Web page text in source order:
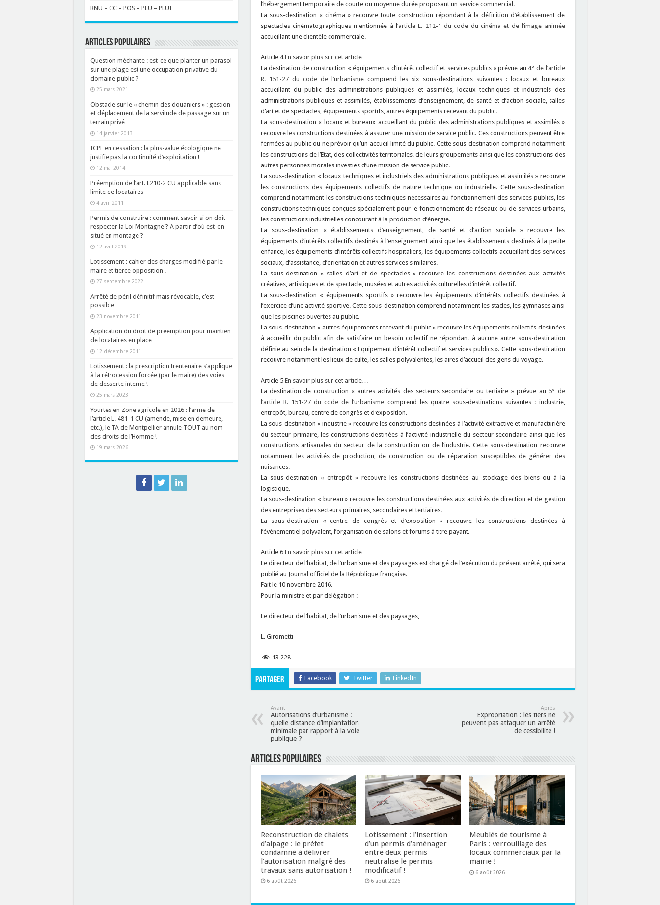
l’hébergement temporaire de courte ou moyenne durée proposant un service commercial.
La sous-destination « cinéma » recouvre toute construction répondant à la définition d’établissement de
spectacles cinématographiques mentionnée à l’article L. 212-1 du code du cinéma et de l’image animée
accueillant une clientèle commerciale.
Article 4En savoir plus sur cet article…
La destination de construction « équipements d’intérêt collectif et services publics » prévue au 4° de l’article
R. 151-27 du code de l’urbanismecomprend les six sous-destinations suivantes : locaux et bureaux
accueillant du public des administrations publiques et assimilés, locaux techniques et industriels des
administrations publiques et assimilés, établissements d’enseignement, de santé et d’action sociale, salles
d’art et de spectacles, équipements sportifs, autres équipements recevant du public.
La sous-destination « locaux et bureaux accueillant du public des administrations publiques et assimilés »
recouvre les constructions destinées à assurer une mission de service public. Ces constructions peuvent être
fermées au public ou ne prévoir qu’un accueil limité du public. Cette sous-destination comprend notamment
les constructions de l’Etat, des collectivités territoriales, de leurs groupements ainsi que les constructions des
autres personnes morales investies d’une mission de service public.
La sous-destination « locaux techniques et industriels des administrations publiques et assimilés » recouvre
les constructions des équipements collectifs de nature technique ou industrielle. Cette sous-destination
comprend notamment les constructions techniques nécessaires au fonctionnement des services publics, les
constructions techniques conçues spécialement pour le fonctionnement de réseaux ou de services urbains,
les constructions industrielles concourant à la production d’énergie.
La sous-destination « établissements d’enseignement, de santé et d’action sociale » recouvre les
équipements d’intérêts collectifs destinés à l’enseignement ainsi que les établissements destinés à la petite
enfance, les équipements d’intérêts collectifs hospitaliers, les équipements collectifs accueillant des services
sociaux, d’assistance, d’orientation et autres services similaires.
La sous-destination « salles d’art et de spectacles » recouvre les constructions destinées aux activités
créatives, artistiques et de spectacle, musées et autres activités culturelles d’intérêt collectif.
La sous-destination « équipements sportifs » recouvre les équipements d’intérêts collectifs destinées à
l’exercice d’une activité sportive. Cette sous-destination comprend notamment les stades, les gymnases ainsi
que les piscines ouvertes au public.
La sous-destination « autres équipements recevant du public » recouvre les équipements collectifs destinées
à accueillir du public afin de satisfaire un besoin collectif ne répondant à aucune autre sous-destination
définie au sein de la destination « Equipement d’intérêt collectif et services publics ». Cette sous-destination
recouvre notamment les lieux de culte, les salles polyvalentes, les aires d’accueil des gens du voyage.
Article 5 En savoir plus sur cet article…
La destination de construction « autres activités des secteurs secondaire ou tertiaire » prévue au 5° de
l’article R. 151-27 du code de l’urbanisme comprend les quatre sous-destinations suivantes : industrie,
entrepôt, bureau, centre de congrès et d’exposition.
La sous-destination « industrie » recouvre les constructions destinées à l’activité extractive et manufacturière
du secteur primaire, les constructions destinées à l’activité industrielle du secteur secondaire ainsi que les
constructions artisanales du secteur de la construction ou de l’industrie. Cette sous-destination recouvre
notamment les activités de production, de construction ou de réparation susceptibles de générer des
nuisances.
La sous-destination « entrepôt » recouvre les constructions destinées au stockage des biens ou à la
logistique.
La sous-destination « bureau » recouvre les constructions destinées aux activités de direction et de gestion
des entreprises des secteurs primaires, secondaires et tertiaires.
La sous-destination « centre de congrès et d’exposition » recouvre les constructions destinées à
l’événementiel polyvalent, l’organisation de salons et forums à titre payant.
Article 6 En savoir plus sur cet article…
Le directeur de l’habitat, de l’urbanisme et des paysages est chargé de l’exécution du présent arrêté, qui sera
publié au Journal officiel de la République française.
Fait le 10 novembre 2016.
Pour la ministre et par délégation :
Le directeur de l’habitat, de l’urbanisme et des paysages,
L. Girometti
13 228
Partager Facebook Twitter LinkedIn
Avant
Autorisations d’urbanisme :
quelle distance d’implantation
minimale par rapport à la voie
publique ?
Après
Expropriation : les tiers ne
peuvent pas attaquer un arrêté
de cessibilité !
Articles populaires
Reconstruction de chalets
d’alpage : le préfet
condamné à délivrer
l’autorisation malgré des
travaux sans autorisation !
6 août 2026
Lotissement : l’insertion
d’un permis d’aménager
entre deux permis
neutralise le permis
modificatif !
6 août 2026
Meublés de tourisme à
Paris : verrouillage des
locaux commerciaux par la
mairie !
6 août 2026
RNU – CC – POS – PLU – PLUI
ARTICLES POPULAIRES
Question méchante : est-ce que planter un parasol
sur une plage est une occupation privative du
domaine public ?
25 mars 2021
Obstacle sur le « chemin des douaniers » : gestion
et déplacement de la servitude de passage sur un
terrain privé
14 janvier 2013
ICPE en cessation : la plus-value écologique ne
justifie pas la continuité d’exploitation !
12 mai 2014
Préemption de l’art. L210-2 CU applicable sans
limite de locataires
4 avril 2011
Permis de construire : comment savoir si on doit
respecter la Loi Montagne ? A partir d’où est-on
situé en montage ?
12 avril 2019
Lotissement : cahier des charges modifié par le
maire et tierce opposition !
27 septembre 2022
Arrêté de péril définitif mais révocable, c’est
possible
23 novembre 2011
Application du droit de préemption pour maintien
de locataires en place
12 décembre 2011
Lotissement : la prescription trentenaire s’applique
à la rétrocession forcée (par le maire) des voies
de desserte interne !
25 mars 2023
Yourtes en Zone agricole en 2026 : l’arme de
l’article L. 481-1 CU (amende, mise en demeure,
etc.), le TA de Montpellier annule TOUT au nom
des droits de l’Homme !
19 mars 2026